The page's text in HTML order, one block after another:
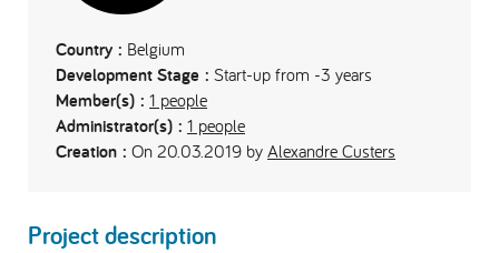
Country : Belgium
Development Stage : Start-up from -3 years
Member(s) : 1 people
Administrator(s) : 1 people
Creation : On 20.03.2019 by Alexandre Custers
Project description